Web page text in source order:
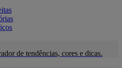
de tendências, cores e dicas.